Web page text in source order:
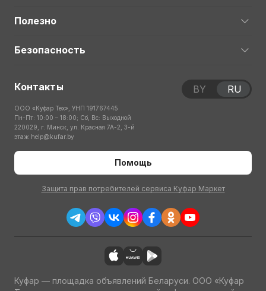
Полезно
Безопасность
Контакты
ООО «Куфар Тех», УНП 191767445
Пн-Пт: 10:00 – 18:00; Сб, Вс: Выходной
220029, г. Минск, ул. Красная 7А-2, 3-й
этаж help@kufar.by
Помощь
Защита прав потребителей сервиса Куфар Маркет
BY RU
Куфар — площадка объявлений Беларуси. ООО «Куфар